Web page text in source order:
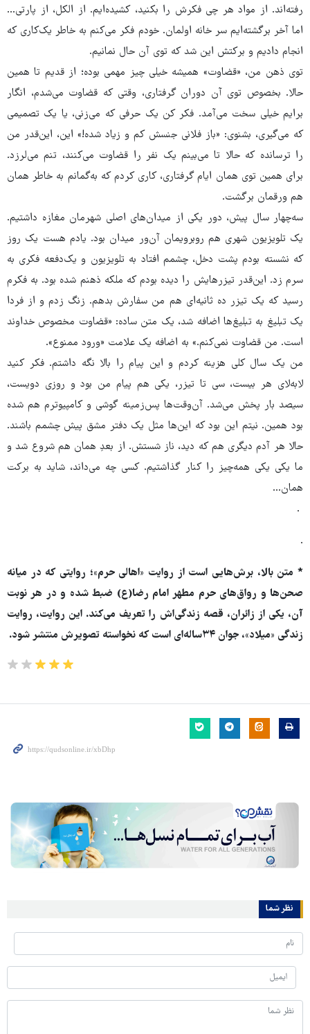
رفته‌اند. از مواد هر چی فکرش را بکنید، کشیده‌ایم. از الکل، از پارتی...
اما آخر برگشته‌ایم سر خانه اولمان. خودم فکر می‌کنم به خاطر یک‌کاری که
انجام دادیم و برکتش این شد که توی آن حال نمانیم.
توی ذهن من، «قضاوت‌» همیشه خیلی چیز مهمی بوده؛ از قدیم تا همین
حالا. بخصوص توی آن دوران گرفتاری، وقتی که قضاوت می‌شدم، انگار
برایم خیلی سخت می‌آمد. فکر کن یک حرفی که می‌زنی، یا یک تصمیمی
که می‌گیری، بشنوی: «باز فلانی جنسش کم و زیاد شده!» این، این‌قدر من
را ترسانده که حالا تا می‌بینم یک نفر را قضاوت می‌کنند، تنم می‌لرزد.
برای همین توی همان ایام گرفتاری، کاری کردم که به‌گمانم به خاطر همان
هم ورقمان برگشت.
سه‌چهار سال پیش، دور یکی از میدان‌های اصلی شهرمان مغازه داشتیم.
یک تلویزیون شهری هم روبرویمان آن‌ور میدان بود. یادم هست یک روز
که نشسته بودم پشت دخل، چشمم افتاد به تلویزیون و یک‌دفعه فکری به
سرم زد. این‌قدر تیزرهایش را دیده‌ بودم که ملکه ذهنم شده بود. به فکرم
رسید که یک تیزر ده ثانیه‌ای هم من سفارش بدهم. زنگ زدم و از فردا
یک تبلیغ به تبلیغ‌ها اضافه شد، یک متن ساده: «قضاوت مخصوص خداوند
است. من قضاوت نمی‌کنم.» به اضافه یک علامت «ورود ممنوع».
من یک‌ سال کلی هزینه کردم و این پیام را بالا نگه داشتم. فکر کنید
لابه‌لای هر بیست، سی تا تیزر، یکی هم پیام من بود و روزی دویست،
سیصد بار پخش می‌شد. آن‌وقت‌ها پس‌زمینه گوشی و کامپیوترم هم شده
بود همین. نیتم این بود که این‌ها مثل یک دفتر مشق پیش چشمم باشند.
حالا هر آدم دیگری هم که دید، ناز شستش. از بعدِ همان هم شروع شد و
ما یکی یکی همه‌چیز را کنار گذاشتیم. کسی چه می‌داند، شاید به برکت
همان...
.
.
* متن بالا، برش‌هایی است از روایت «اهالی حرم»؛ روایتی که در میانه
صحن‌ها و رواق‌های حرم مطهر امام رضا(ع) ضبط شده و در هر نوبت
آن، یکی از زائران، قصه زندگی‌اش را تعریف می‌کند. این روایت، روایت
زندگی «میلاد»، جوان ۳۴ساله‌ای است که نخواسته تصویرش منتشر شود.
نظر شما